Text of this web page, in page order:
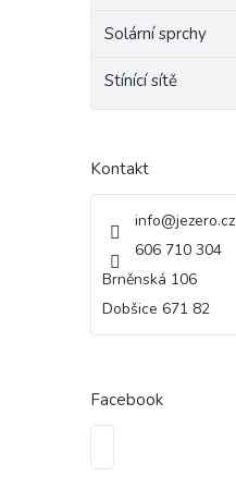
Solární sprchy
Stínící sítě
Kontakt
info@jezero.cz
606 710 304
Brněnská 106
Dobšice 671 82
Facebook